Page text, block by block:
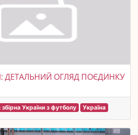
ДЕТАЛЬНИЙ ОГЛЯД ПОЄДИНКУ
України з футболу Україна